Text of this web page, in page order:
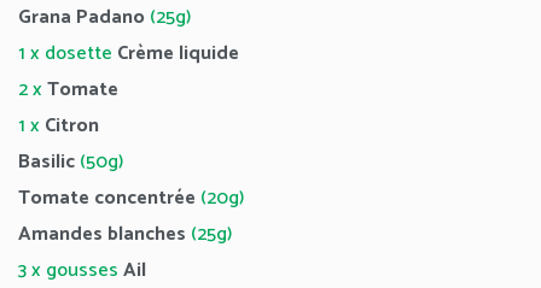
Grana Padano (25g)
1 x dosette Crème liquide
2 xTomate
1 xCitron
Basilic(50g)
Tomate concentrée (20g)
Amandes blanches (25g)
3 x goussesAil